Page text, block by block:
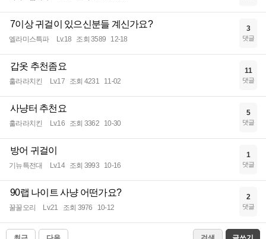
7이상 귀걸이 있으신분들 계신가요?
엘라미스특파 Lv.18 조회 3589 12-18
3
댓글
갑옷 추천좀요
훌라라치킨 Lv.17 조회 4231 11-02
11
댓글
사냥터 추천요
훌라라치킨 Lv.16 조회 3362 10-30
5
댓글
방어 귀걸이
기뉴특전대 Lv.14 조회 3993 10-16
1
댓글
90랩 나이트 사냥 어떤가요?
꿀꿀오리 Lv.21 조회 3976 10-12
2
댓글